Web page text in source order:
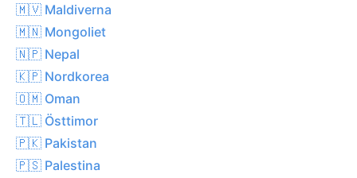
🇲🇻 Maldiverna
🇲🇳 Mongoliet
🇳🇵 Nepal
🇰🇵 Nordkorea
🇴🇲 Oman
🇹🇱 Östtimor
🇵🇰 Pakistan
🇵🇸 Palestina